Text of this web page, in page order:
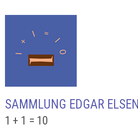
SAMMLUNG EDGAR ELSEN
1 + 1 = 10